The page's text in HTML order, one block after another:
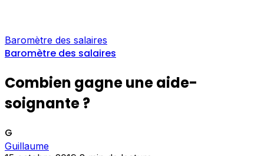
Baromètre des salaires
Baromètre des salaires
Combien gagne une aide-
soignante ?
G
Guillaume